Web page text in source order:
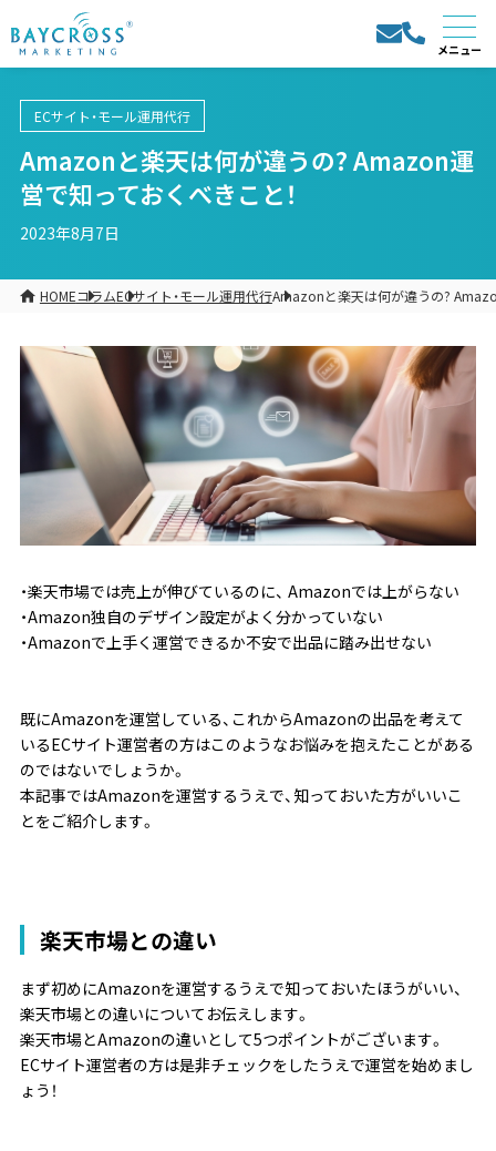
ECサイト・モール運用代行
Amazonと楽天は何が違うの? Amazon運
営で知っておくべきこと！
2023年8月7日
HOMEコラムECサイト・モール運用代行Amazonと楽天は何が違うの?
・楽天市場では売上が伸びているのに、 Amazonでは上がらない
・Amazon独自のデザイン設定がよく分かっていない
・Amazonで上手く運営できるか不安で出品に踏み出せない
既にAmazonを運営している、これからAmazonの出品を考えて
いるECサイト運営者の方はこのようなお悩みを抱えたことがある
のではないでしょうか。
本記事ではAmazonを運営するうえで、知っておいた方がいいこ
とをご紹介します。
楽天市場との違い
まず初めにAmazonを運営するうえで知っておいたほうがいい、
楽天市場との違いについてお伝えします。
楽天市場とAmazonの違いとして5つポイントがございます。
ECサイト運営者の方は是非チェックをしたうえで運営を始めまし
ょう！